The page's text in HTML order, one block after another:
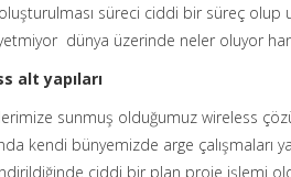
süreci ciddi bir süreç
dünya üzerinde neler oluyor
alt yapıları
sunmuş olduğumuz wireless
kendi bünyemizde arge çalışmaları
ciddi bir plan proje işlemi